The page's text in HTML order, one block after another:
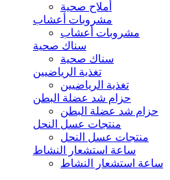
أملاح صحية
مشروبات أعشاب
مشروبات أعشاب
سناك صحية
سناك صحية
تغذية الرياضيين
تغذية الرياضيين
حزام شد عضلة البطن
حزام شد عضلة البطن
منتجات عسل النحل
منتجات عسل النحل
ساعة استشعار النشاط
ساعة استشعار النشاط